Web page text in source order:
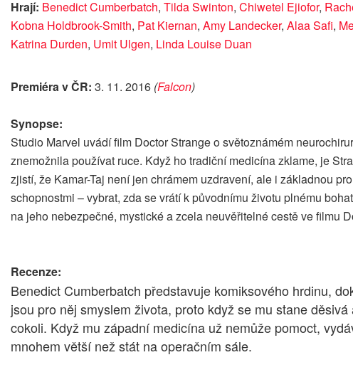
Hrají: Benedict Cumberbatch, Tilda Swinton, Chiwetel Ejiofor,
Kobna Holdbrook-Smith, Pat Kiernan, Amy Landecker, Alaa Safi,
Katrina Durden, Umit Ulgen, Linda Louise Duan
Premiéra v ČR: 3. 11. 2016 (Falcon)
Synopse:
Studio Marvel uvádí film Doctor Strange o světoznámém
znemožnila používat ruce. Když ho tradiční medicína zklame, je
zjistí, že Kamar-Taj není jen chrámem uzdravení, ale i základnou
schopnostmi – vybrat, zda se vrátí k původnímu životu plnému
na jeho nebezpečné, mystické a zcela neuvěřitelné cestě ve filmu
Recenze:
Benedict Cumberbatch představuje komiksového hrdinu,
jsou pro něj smyslem života, proto když se mu stane
cokoli. Když mu západní medicína už nemůže pomoct,
mnohem větší než stát na operačním sále.